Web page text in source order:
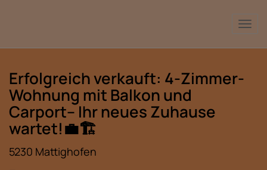
Erfolgreich verkauft: 4-Zimmer-
Wohnung mit Balkon und
Carport– Ihr neues Zuhause
wartet!💼🏗️
5230 Mattighofen